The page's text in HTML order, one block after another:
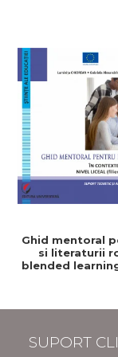
Ghid mentoral
si literaturii
blended
SUPORT